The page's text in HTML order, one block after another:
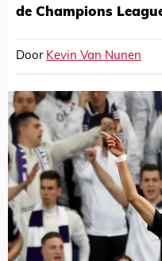
de Champions
Door Kevin Van Nunen